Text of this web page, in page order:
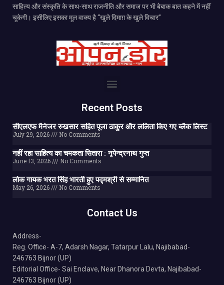
साहित्य और संस्कृति के साथ-साथ राजनीति और समाज पर भी बेबाक बात कहने में नहीं
चूकेगी। इसीलिए इसका मूल वाक्य है “खुले दिमाग़ के खुले विचार”
Recent Posts
सीएलएफ मैनेजर रुखसार सहित पूजा ठाकुर और ललिता किए गए ब्लैक लिस्ट
July 29, 2026 No Comments
नहीं रहा साहित्य का चमकता सितारा : नृपेन्द्रनाथ गुप्त
June 13, 2026 No Comments
लोक गायक भरत सिंह भारती हुए पद्मश्री से सम्मानित
May 26, 2026 No Comments
Contact Us
Address-
Reg. Office- A-7, Adarsh Nagar, Tatarpur Lalu, Najibabad-
246763 Bijnor (UP)
Editorial Office- Sai Enclave, Near Dhanora Devta, Najibabad-
246763 Bijnor (UP)